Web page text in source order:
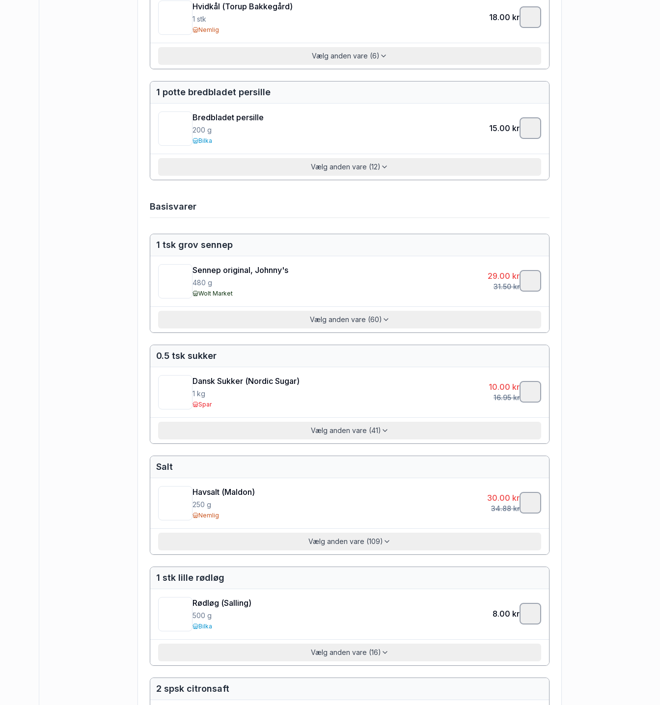
Hvidkål (Torup Bakkegård)
1 stk
Nemlig
18.00 kr
Vælg anden vare (6)
1 potte bredbladet persille
Bredbladet persille
200 g
Bilka
15.00 kr
Vælg anden vare (12)
Basisvarer
1 tsk grov sennep
Sennep original, Johnny's
480 g
Wolt Market
29.00 kr
31.50kr
Vælg anden vare (60)
0.5 tsk sukker
Dansk Sukker (Nordic Sugar)
1 kg
Spar
10.00 kr
16.95kr
Vælg anden vare (41)
Salt
Havsalt (Maldon)
250 g
Nemlig
30.00 kr
34.88kr
Vælg anden vare (109)
1 stk lille rødløg
Rødløg (Salling)
500 g
Bilka
8.00 kr
Vælg anden vare (16)
2 spsk citronsaft